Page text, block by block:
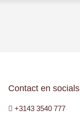
Contact en socials
+3143 3540 777